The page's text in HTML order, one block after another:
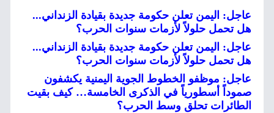
عاجل: اليمن تعلن حكومة جديدة بقيادة الزنداني...
هل تحمل حلولاً لأزمات سنوات الحرب؟
عاجل: اليمن تعلن حكومة جديدة بقيادة الزنداني...
هل تحمل حلولاً لأزمات سنوات الحرب؟
عاجل: موظفو الخطوط الجوية اليمنية يكشفون
صموداً أسطورياً في الذكرى الخامسة… كيف بقيت
الطائرات تحلق وسط الحرب؟